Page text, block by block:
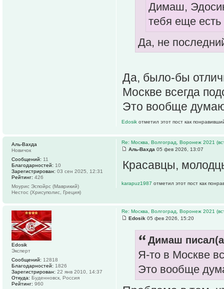
Димаш,
тебя еще
Да, не
Да, было-бы
Москве всегда
Это вообще
Edosik отметил этот пост как
Re: Москва, Волгоград, Воронеж 2021
Аль-Вахда 05 фев 2026, 13:07
Красавцы,
karapuz1987 отметил этот пост как
Аль-Вахда
Новичок
Сообщений: 11
Благодарностей: 10
Зарегистрирован: 03 сен 2025, 12:31
Рейтинг: 426
Моурис Эспойрс (Маврикий)
Нестос (Хрисуполис, Греция)
Re: Москва, Волгоград, Воронеж 2021
Edosik 05 фев 2026, 15:20
Димаш
Я-то в Москве
Это вообще
Edosik
Эксперт
Сообщений: 12818
Благодарностей: 1826
Зарегистрирован: 22 янв 2010, 14:37
Откуда: Буденновск, Россия
Рейтинг: 960